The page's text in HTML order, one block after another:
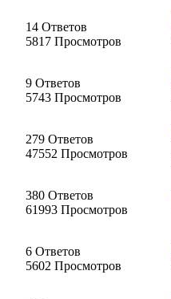
14 Ответов
5817 Просмотров
9 Ответов
5743 Просмотров
279 Ответов
47552 Просмотров
380 Ответов
61993 Просмотров
6 Ответов
5602 Просмотров